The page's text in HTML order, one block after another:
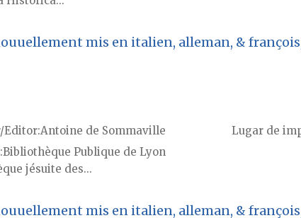
mis en italien, alleman, &
Editor Antoine de Sommaville Lugar de
Bibliothèque Publique de Lyon
jésuite des...
mis en italien, alleman, &